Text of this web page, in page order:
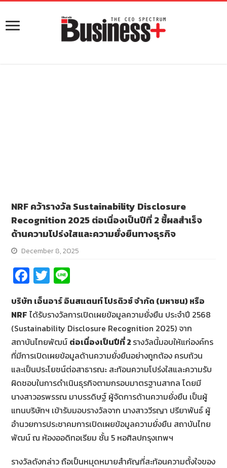
NRF คว้ารางวัล Sustainability Disclosure
Recognition 2025 ต่อเนื่องเป็นปีที่ 2 ชี้ผลสำเร็จ
ด้านความโปร่งใสและความยั่งยืนทางธุรกิจ
December 8, 2025
Fa
ce
b
o
o
k
T
wi
tt
er
e
บริษัท เอ็นอาร์ อินสแตนท์ โปรดิวซ์ จำกัด (มหาชน) หรือ
NRF ได้รับรางวัลการเปิดเผยข้อมูลความยั่งยืน ประจำปี 2568
(Sustainability Disclosure Recognition 2025) จาก
สถาบันไทยพัฒน์ ต่อเนื่องเป็นปีที่2 รางวัลนี้มอบให้แก่องค์กร
ที่มีการเปิดเผยข้อมูลด้านความยั่งยืนอย่างถูกต้อง ครบถ้วน
และเป็นประโยชน์ต่อสาธารณะ สะท้อนความโปร่งใสและความรับ
ผิดชอบในการดำเนินธุรกิจตามกรอบมาตรฐานสากล โดยมี
นางสาวอรพรรณ มาบรรดิษฐ์ ผู้จัดการด้านความยั่งยืน เป็นผู้
แทนบริษัทฯ เข้ารับมอบรางวัลจาก นางสาววีรญา ปรียาพันธ์ ผู้
อำนวยการประชาคมการเปิดเผยข้อมูลความยั่งยืน สถาบันไทย
พัฒน์ ณ ห้องออดิทอเรียม ชั้น 5 หอศิลปกรุงเทพฯ
รางวัลดังกล่าว ถือเป็นหมุดหมายสำคัญที่สะท้อนความตั้งใจของ